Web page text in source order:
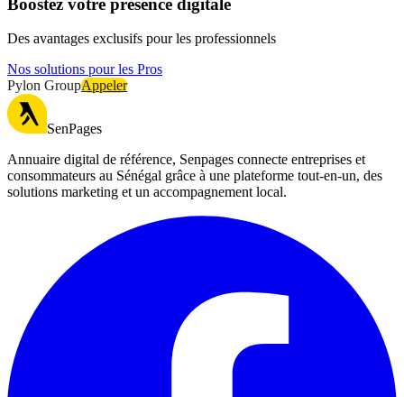
Des avantages exclusifs pour les professionnels
Nos solutions pour les Pros
Pylon GroupAppeler
SenPages
Annuaire digital de référence, Senpages connecte entreprises et
consommateurs au Sénégal grâce à une plateforme tout-en-un, des
solutions marketing et un accompagnement local.